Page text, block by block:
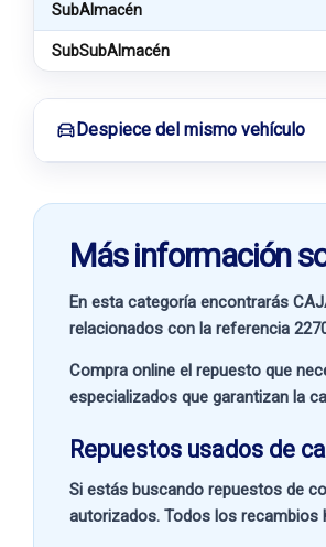
SubAlmacén
SubSubAlmacén
Despiece del mismo vehículo
Más información
En esta categoría encontrarás
relacionados con la referencia
Compra online el repuesto que
especializados que garantizan la
Repuestos usados de
Si estás buscando repuestos de
autorizados. Todos los recambios